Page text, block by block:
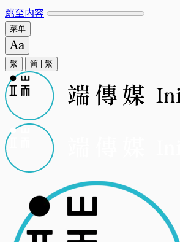
跳至内容
菜单
繁 简 繁